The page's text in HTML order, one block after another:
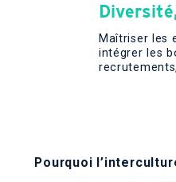
Maîtriser les
intégrer les
Pourquoi